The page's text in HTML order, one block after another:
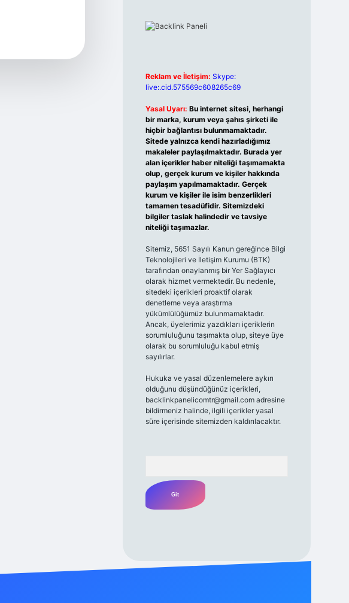
Reklam ve İletişim: Skype:
live:.cid.575569c608265c69
Yasal Uyarı: Bu internet sitesi, herhangi
bir marka, kurum veya şahıs şirketi ile
hiçbir bağlantısı bulunmamaktadır.
Sitede yalnızca kendi hazırladığımız
makaleler paylaşılmaktadır. Burada yer
alan içerikler haber niteliği taşımamakta
olup, gerçek kurum ve kişiler hakkında
paylaşım yapılmamaktadır. Gerçek
kurum ve kişiler ile isim benzerlikleri
tamamen tesadüfidir. Sitemizdeki
bilgiler taslak halindedir ve tavsiye
niteliği taşımazlar.
Sitemiz, 5651 Sayılı Kanun gereğince Bilgi
Teknolojileri ve İletişim Kurumu (BTK)
tarafından onaylanmış bir Yer Sağlayıcı
olarak hizmet vermektedir. Bu nedenle,
sitedeki içerikleri proaktif olarak
denetleme veya araştırma
yükümlülüğümüz bulunmamaktadır.
Ancak, üyelerimiz yazdıkları içeriklerin
sorumluluğunu taşımakta olup, siteye üye
olarak bu sorumluluğu kabul etmiş
sayılırlar.
Hukuka ve yasal düzenlemelere aykırı
olduğunu düşündüğünüz içerikleri,
backlinkpanelicomtr@gmail.comadresine
bildirmeniz halinde, ilgili içerikler yasal
süre içerisinde sitemizden kaldırılacaktır.